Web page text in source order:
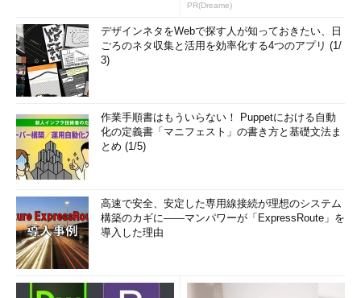
PR(Dreame)
デザインネタをWebで探す人が知っておきたい、日
ごろのネタ収集と活用を効率化する4つのアプリ (1/
3)
作業手順書はもういらない！ Puppetにおける自動
化の定義書「マニフェスト」の書き方と基礎文法ま
とめ (1/5)
高速で安全、安定した専用線接続が理想のシステム
構築のカギに――マンパワーが「ExpressRoute」を
導入した理由